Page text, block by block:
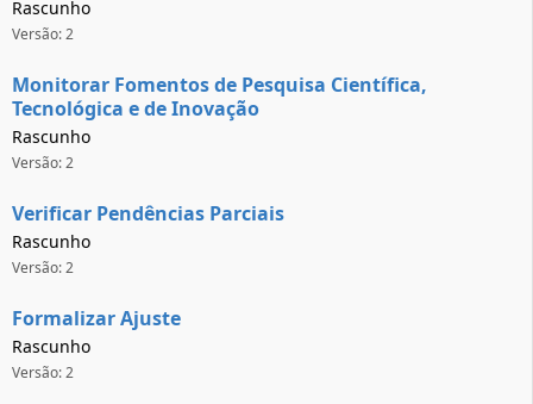
Rascunho
Versão: 2
Monitorar Fomentos de Pesquisa Científica,
Tecnológica e de Inovação
Rascunho
Versão: 2
Verificar Pendências Parciais
Rascunho
Versão: 2
Formalizar Ajuste
Rascunho
Versão: 2